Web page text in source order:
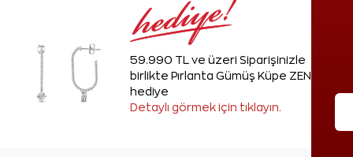
59.990 TL ve üzeri Siparişinizle
birlikte Pırlanta Gümüş Küpe ZEN'den
hediye
Detaylı görmek için tıklayın.